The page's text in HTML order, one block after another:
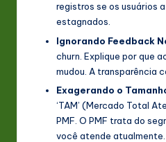
registros se os usuários
estagnados.
Ignorando Feedback
churn. Explique por que
mudou. A transparência
Exagerando o
‘TAM’ (Mercado Total
PMF. O PMF trata do
você atende atualmente.